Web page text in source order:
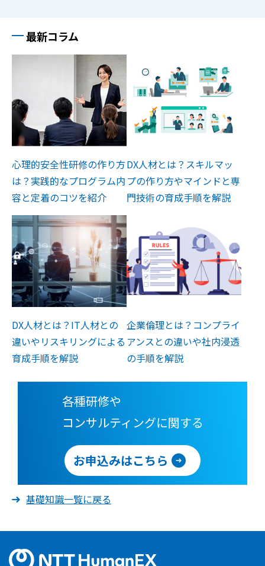
最新コラム
心理的安全性研修の作り方
は？実践的なプログラム内
容と定着のコツを紹介
DX人材とは？スキルマッ
プの作り方やマインドと専
門技術の育成手順を解説
DX人材とは？IT人材との
違いやリスキリングによる
育成手順を解説
企業倫理とは？コンプライ
アンスとの違いや社内浸透
の手順を解説
各種研修や
コンサルティングに関する
お申込みはこちら
基礎知識一覧に戻る